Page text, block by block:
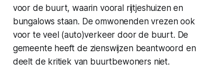
voor de buurt, waarin vooral rijtjeshuizen en
bungalows staan. De omwonenden vrezen ook
voor te veel (auto)verkeer door de buurt. De
gemeente heeft de zienswijzen beantwoord en
deelt de kritiek van buurtbewoners niet.